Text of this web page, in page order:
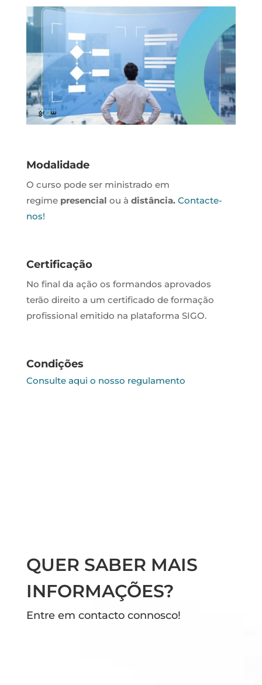
Modalidade
O curso pode ser ministrado em
regime presencial ou à distância. Contacte-
nos!
Certificação
No final da ação os formandos aprovados
terão direito a um certificado de formação
profissional emitido na plataforma SIGO.
Condições
Consulte aqui o nosso regulamento
QUER SABER MAIS
INFORMAÇÕES?
Entre em contacto connosco!